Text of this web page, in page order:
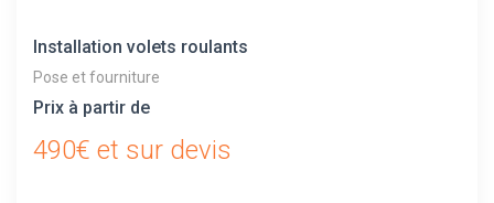
Installation volets roulants
Pose et fourniture
Prix à partir de
490€ et sur devis